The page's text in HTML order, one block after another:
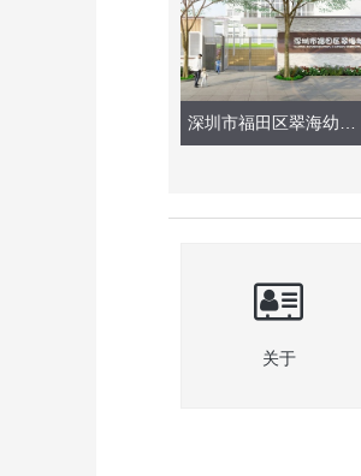
深圳市福田区翠海幼儿园（户外大门设计）
关于